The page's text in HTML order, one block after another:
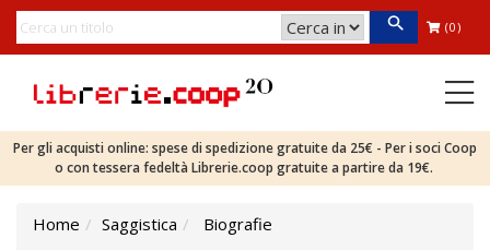
(0)
Per gli acquisti online: spese di spedizione gratuite da 25€ - Per i soci Coop
o con tessera fedeltà Librerie.coop gratuite a partire da 19€.
Home Saggistica
Biografie